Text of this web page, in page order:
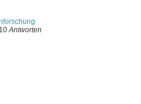
10Antworten